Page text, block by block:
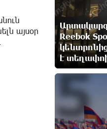
այսօր
են
Tete
տվել Մհեր
Reebok
է
5